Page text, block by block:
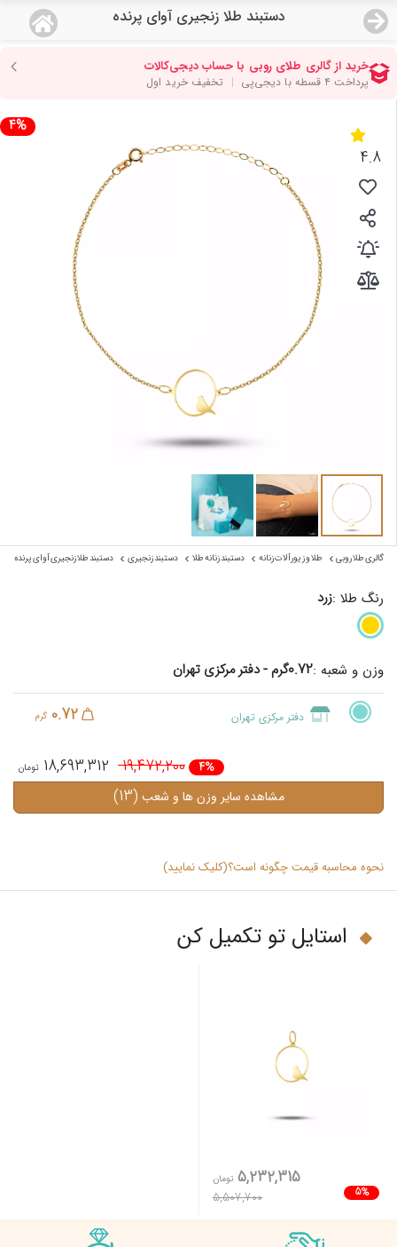
دستبند طلا زنجیری آوای پرنده
منو
صفحه اصلی
دسته بندی محصولات
نمایندگی ها
مجله روبی
درباره ما
اعطای نمایندگی
4%
4.8
گالری طلا روبی طلا و زیورآلات زنانه دستبند زنانه طلا دستبند زنجیری دستبند طلا زنجیری آوای پرنده
رنگ طلا :زرد
وزن و شعبه :0.72گرم - دفتر مرکزی تهران
دفتر مرکزی تهران 0.72 گرم
4%
19,472,200
18,693,312
مشاهده سایر وزن ها و شعب (13)
نحوه محاسبه قیمت چگونه است؟(کلیک نمایید)
استایل تو تکمیل کن
5%
5,232,315 تومان
5,507,700